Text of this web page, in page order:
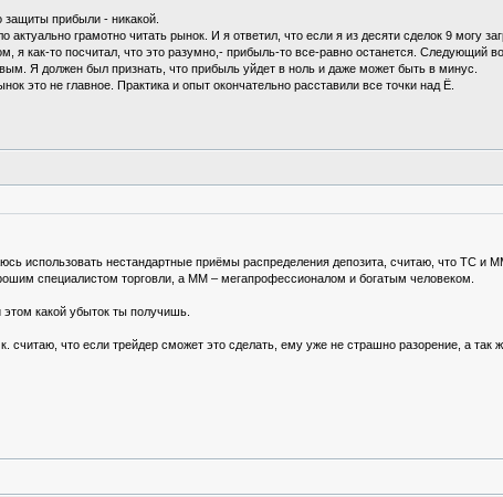
защиты прибыли - никакой.
грамотно читать рынок. И я ответил, что если я из десяти сделок 9 могу
я как-то посчитал, что это разумно,- прибыль-то все-равно останется. Следующий
Я должен был признать, что прибыль уйдет в ноль и даже может быть в минус.
это не главное. Практика и опыт окончательно расставили все точки над Ё.
использовать нестандартные приёмы распределения депозита, считаю, что ТС и
специалистом торговли, а ММ – мегапрофессионалом и богатым человеком.
какой убыток ты получишь.
что если трейдер сможет это сделать, ему уже не страшно разорение, а так